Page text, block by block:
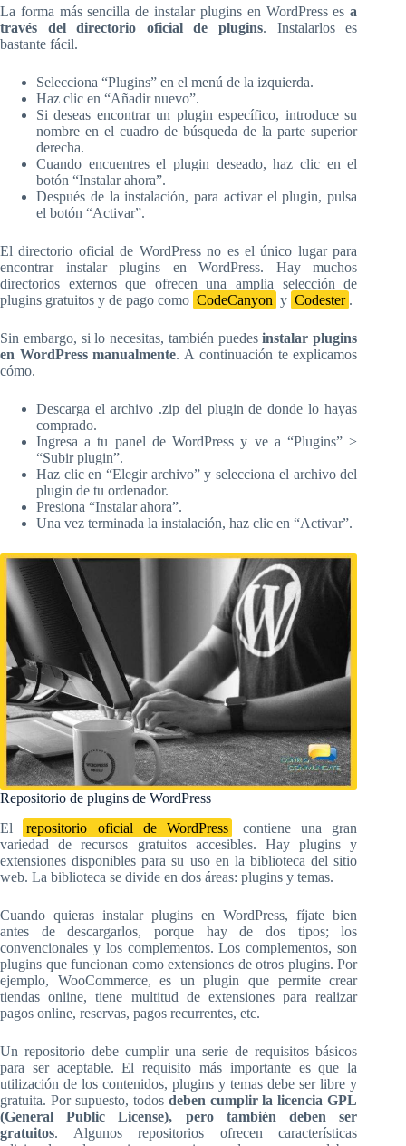
La forma más sencilla de instalar plugins en WordPress esa
través del directorio oficial de plugins. Instalarlos es
bastante fácil.
Selecciona “Plugins” en el menú de la izquierda.
Haz clic en “Añadir nuevo”.
Si deseas encontrar un plugin específico, introduce su
nombre en el cuadro de búsqueda de la parte superior
derecha.
Cuando encuentres el plugin deseado, haz clic en el
botón “Instalar ahora”.
Después de la instalación, para activar el plugin, pulsa
el botón “Activar”.
El directorio oficial de WordPress no es el único lugar para
encontrar instalar plugins en WordPress. Hay muchos
directorios externos que ofrecen una amplia selección de
plugins gratuitos y de pago como CodeCanyon y Codester .
Sin embargo, si lo necesitas, también puedesinstalar plugins
en WordPress manualmente. A continuación te explicamos
cómo.
Descarga el archivo .zip del plugin de donde lo hayas
comprado.
Ingresa a tu panel de WordPress y ve a “Plugins” >
“Subir plugin”.
Haz clic en “Elegir archivo” y selecciona el archivo del
plugin de tu ordenador.
Presiona “Instalar ahora”.
Una vez terminada la instalación, haz clic en “Activar”.
Repositorio de plugins de WordPress
El
repositorio oficial de WordPress
contiene una gran
variedad de recursos gratuitos accesibles. Hay plugins y
extensiones disponibles para su uso en la biblioteca del sitio
web. La biblioteca se divide en dos áreas: plugins y temas.
Cuando quieras instalar plugins en WordPress, fíjate bien
antes de descargarlos, porque hay de dos tipos; los
convencionales y los complementos. Los complementos, son
plugins que funcionan como extensiones de otros plugins. Por
ejemplo, WooCommerce, es un plugin que permite crear
tiendas online, tiene multitud de extensiones para realizar
pagos online, reservas, pagos recurrentes, etc.
Un repositorio debe cumplir una serie de requisitos básicos
para ser aceptable. El requisito más importante es que la
utilización de los contenidos, plugins y temas debe ser libre y
gratuita. Por supuesto, todos deben cumplir la licencia GPL
(General Public License), pero también deben ser
gratuitos. Algunos repositorios ofrecen características